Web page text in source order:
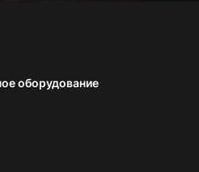
оборудование